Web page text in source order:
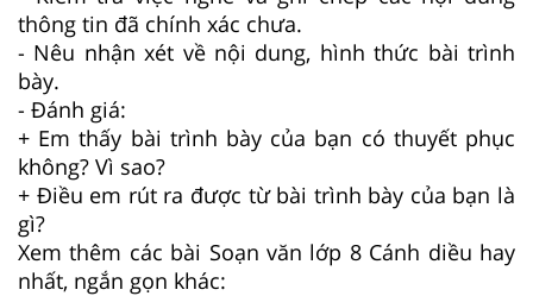
thông tin đã chính xác chưa.
- Nêu nhận xét về nội dung, hình thức bài trình
bày.
- Đánh giá:
+ Em thấy bài trình bày của bạn có thuyết phục
không? Vì sao?
+ Điều em rút ra được từ bài trình bày của bạn là
gì?
Xem thêm các bài Soạn văn lớp 8 Cánh diều hay
nhất, ngắn gọn khác: